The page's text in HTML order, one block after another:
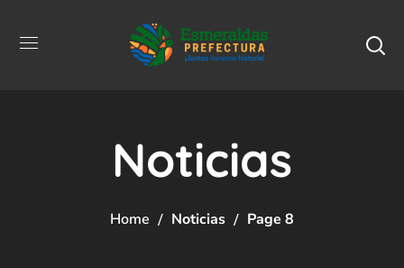
Noticias
Home Noticias Page 8